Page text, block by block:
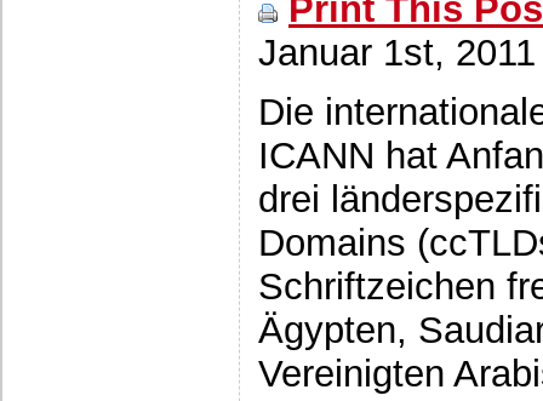
Print This
Januar 1st, 2011
Die
ICANN hat
drei
Domains
Schriftzeichen
Ägypten,
Vereinigten